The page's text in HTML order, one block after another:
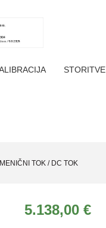
STORITVE
TOK / DC TOK
5.138,00 €